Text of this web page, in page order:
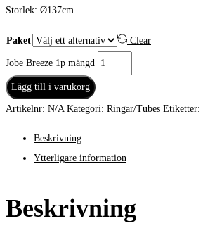
Storlek: Ø137cm
Paket Clear
Jobe Breeze 1p mängd
Lägg till i varukorg
Artikelnr: N/A Kategori: Ringar/Tubes Etiketter:
Beskrivning
Ytterligare information
Beskrivning